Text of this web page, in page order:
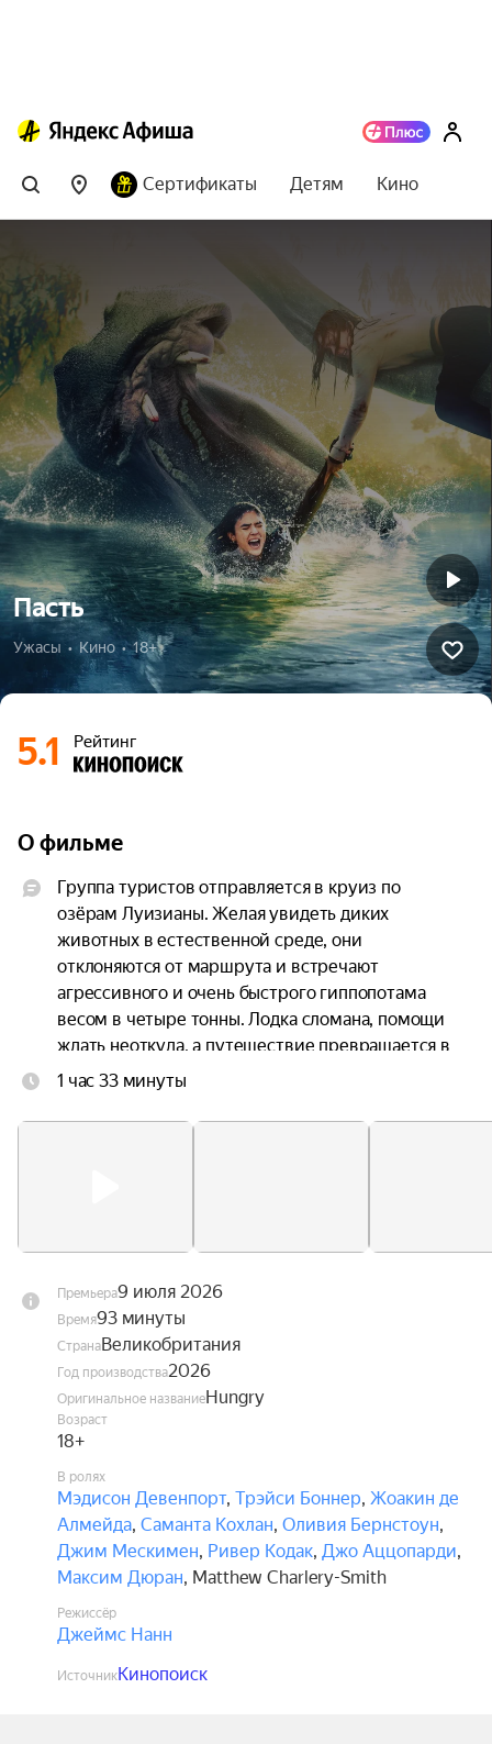
Сертификаты Детям Кино
Пасть
Ужасы  •  Кино  •  18+
5.1 Рейтинг
О фильме
Группа туристов отправляется в круиз по
озёрам Луизианы. Желая увидеть диких
животных в естественной среде, они
отклоняются от маршрута и встречают
агрессивного и очень быстрого гиппопотама
весом в четыре тонны. Лодка сломана, помощи
ждать неоткуда, а путешествие превращается в
борьбу за выживание.
1 час 33 минуты
Премьера9 июля 2026
Время93 минуты
СтранаВеликобритания
Год производства2026
Оригинальное названиеHungry
Возраст
18+
В ролях
Мэдисон Девенпорт, Трэйси Боннер, Жоакин де
Алмейда, Саманта Кохлан, Оливия Бернстоун,
Джим Мескимен, Ривер Кодак, Джо Аццопарди,
Максим Дюран, Matthew Charlery-Smith
Режиссёр
Джеймс Нанн
ИсточникКинопоиск